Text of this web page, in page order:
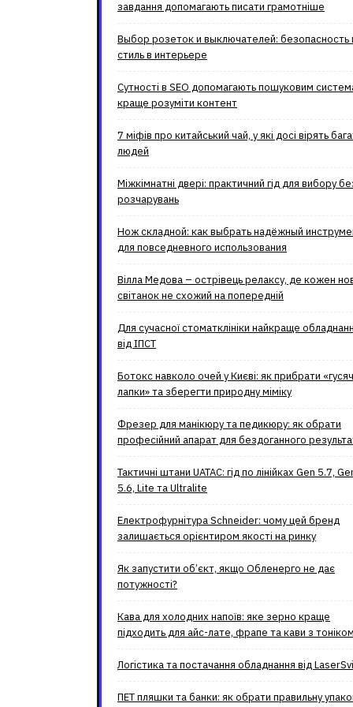
завдання допомагають писати грамотніше
Выбор розеток и выключателей: безопасность
стиль в интерьере
Сутності в SEO допомагають пошуковим
краще розуміти контент
7 міфів про китайський чай, у які досі вірять
людей
Міжкімнатні двері: практичний гід для вибору
розчарувань
Нож складной: как выбрать надёжный
для повседневного использования
Вілла Медова – острівець релаксу, де кожен
світанок не схожий на попередній
Для сучасної стоматклініки найкраще
від ІПСТ
Ботокс навколо очей у Києві: як прибрати
лапки» та зберегти природну міміку
Фрезер для манікюру та педикюру: як обрати
професійний апарат для бездоганного
Тактичні штани UATAC: гід по лінійках Gen 5.7,
5.6, Lite та Ultralite
Електрофурнітура Schneider: чому цей бренд
залишається орієнтиром якості на ринку
Як запустити об’єкт, якщо Обленерго не дає
потужності?
Кава для холодних напоїв: яке зерно краще
підходить для айс-лате, фрапе та кави з тоніком
Логістика та постачання обладнання від
ПЕТ пляшки та банки: як обрати правильну